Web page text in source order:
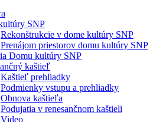
SNP
Rekonštrukcie v dome kultúry SNP
Prenájom priestorov domu kultúry SNP
Domu kultúry SNP
kaštieľ
Kaštieľ prehliadky
Podmienky vstupu a prehliadky
Obnova kaštieľa
Podujatia v renesančnom kaštieli
Video